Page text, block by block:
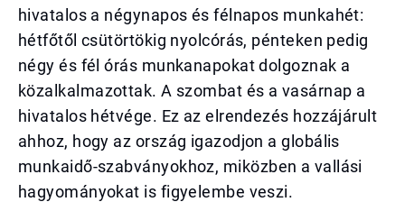
hivatalos a négynapos és félnapos munkahét:
hétfőtől csütörtökig nyolcórás, pénteken pedig
négy és fél órás munkanapokat dolgoznak a
közalkalmazottak. A szombat és a vasárnap a
hivatalos hétvége. Ez az elrendezés hozzájárult
ahhoz, hogy az ország igazodjon a globális
munkaidő-szabványokhoz, miközben a vallási
hagyományokat is figyelembe veszi.